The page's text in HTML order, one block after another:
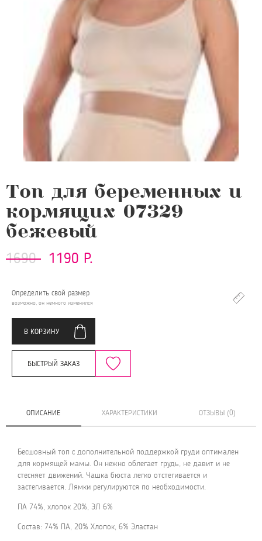
Топ для беременных и
кормящих 07329
бежевый
1690 1190 Р.
Определить свой размер
возможно, он немного изменился
В КОРЗИНУ
БЫСТРЫЙ ЗАКАЗ
ОПИСАНИЕ ХАРАКТЕРИСТИКИ ОТЗЫВЫ (0)
Бесшовный топ с дополнительной поддержкой груди оптимален
для кормящей мамы. Он нежно облегает грудь, не давит и не
стесняет движений. Чашка бюста легко отстегивается и
застегивается. Лямки регулируются по необходимости.
ПА 74%, хлопок 20%, ЭЛ 6%
Состав: 74% ПА, 20% Хлопок, 6% Эластан